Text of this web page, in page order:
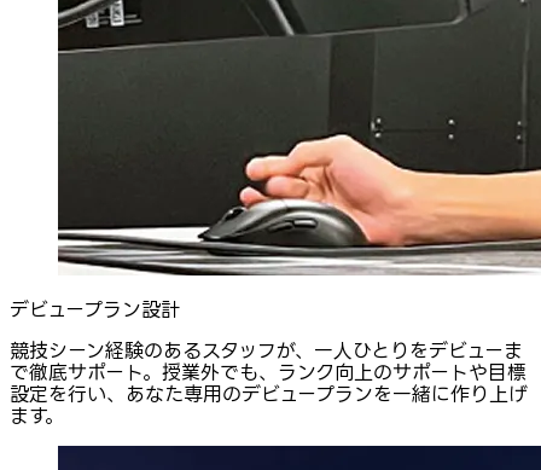
デビュープラン設計
競技シーン経験のあるスタッフが、一人ひとりをデビューま
で徹底サポート。授業外でも、ランク向上のサポートや目標
設定を行い、あなた専用のデビュープランを一緒に作り上げ
ます。